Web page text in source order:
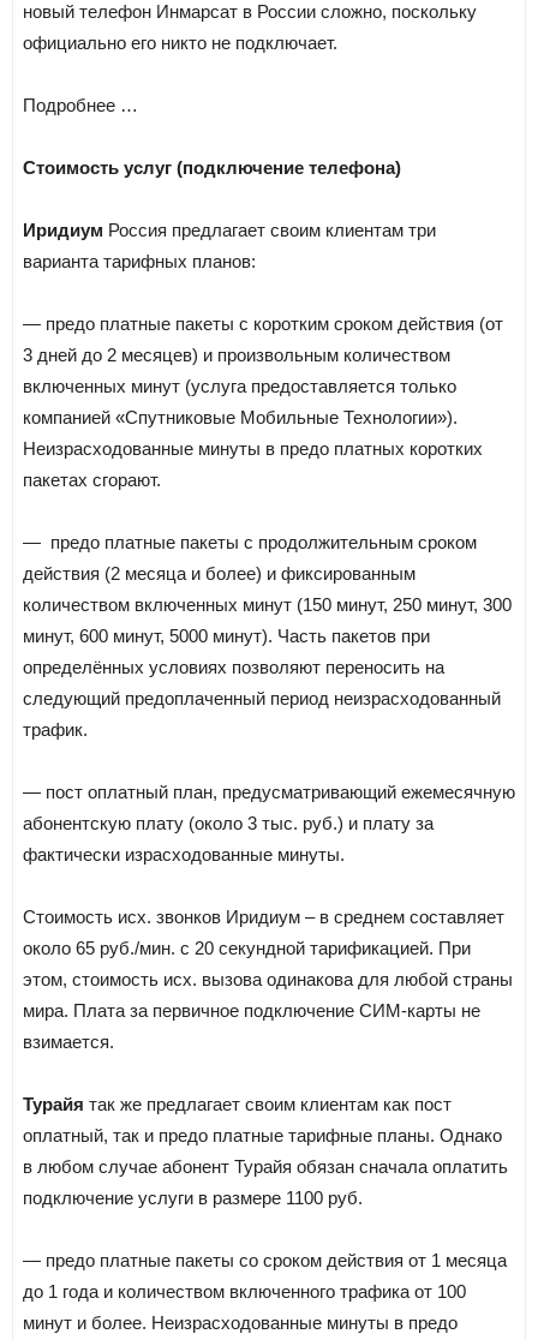
новый телефон Инмарсат в России сложно, поскольку
официально его никто не подключает.
Подробнее …
Стоимость услуг (подключение телефона)
Иридиум Россия предлагает своим клиентам три
варианта тарифных планов:
— предо платные пакеты с коротким сроком действия (от
3 дней до 2 месяцев) и произвольным количеством
включенных минут (услуга предоставляется только
компанией «Спутниковые Мобильные Технологии»).
Неизрасходованные минуты в предо платных коротких
пакетах сгорают.
— предо платные пакеты с продолжительным сроком
действия (2 месяца и более) и фиксированным
количеством включенных минут (150 минут, 250 минут, 300
минут, 600 минут, 5000 минут). Часть пакетов при
определённых условиях позволяют переносить на
следующий предоплаченный период неизрасходованный
трафик.
— пост оплатный план, предусматривающий ежемесячную
абонентскую плату (около 3 тыс. руб.) и плату за
фактически израсходованные минуты.
Стоимость исх. звонков Иридиум – в среднем составляет
около 65 руб./мин. с 20 секундной тарификацией. При
этом, стоимость исх. вызова одинакова для любой страны
мира. Плата за первичное подключение СИМ-карты не
взимается.
Турайя так же предлагает своим клиентам как пост
оплатный, так и предо платные тарифные планы. Однако
в любом случае абонент Турайя обязан сначала оплатить
подключение услуги в размере 1100 руб.
— предо платные пакеты со сроком действия от 1 месяца
до 1 года и количеством включенного трафика от 100
минут и более. Неизрасходованные минуты в предо